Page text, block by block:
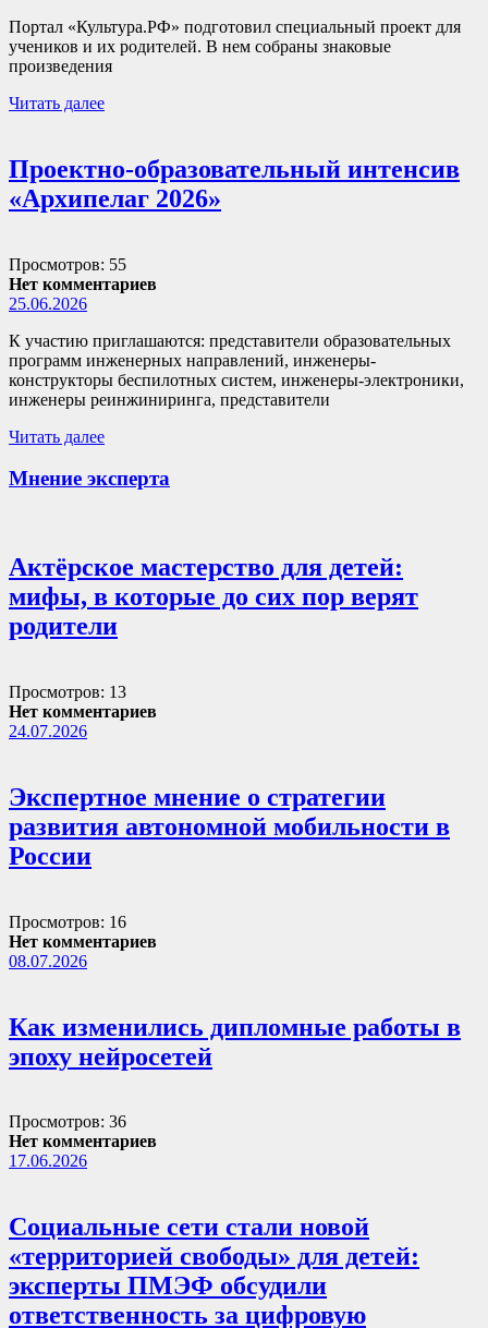
Портал «Культура.РФ» подготовил специальный проект для
учеников и их родителей. В нем собраны знаковые
произведения
Читать далее
Проектно-образовательный интенсив
«Архипелаг 2026»
Просмотров: 55
Нет комментариев
25.06.2026
К участию приглашаются: представители образовательных
программ инженерных направлений, инженеры-
конструкторы беспилотных систем, инженеры-электроники,
инженеры реинжиниринга, представители
Читать далее
Мнение эксперта
Актёрское мастерство для детей:
мифы, в которые до сих пор верят
родители
Просмотров: 13
Нет комментариев
24.07.2026
Экспертное мнение о стратегии
развития автономной мобильности в
России
Просмотров: 16
Нет комментариев
08.07.2026
Как изменились дипломные работы в
эпоху нейросетей
Просмотров: 36
Нет комментариев
17.06.2026
Социальные сети стали новой
«территорией свободы» для детей:
эксперты ПМЭФ обсудили
ответственность за цифровую